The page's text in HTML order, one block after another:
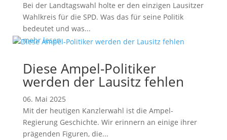
Bei der Landtagswahl holte er den einzigen Lausitzer
Wahlkreis für die SPD. Was das für seine Politik
bedeutet und was...
mehr lesen
Diese Ampel-Politiker
werden der Lausitz fehlen
06. Mai 2025
Mit der heutigen Kanzlerwahl ist die Ampel-
Regierung Geschichte. Wir erinnern an einige ihrer
prägenden Figuren, die...